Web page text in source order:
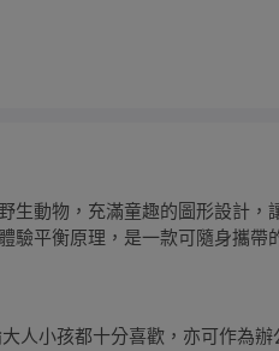
生動物，充滿童趣的圖形設計，
驗平衡原理，是一款可隨身攜帶
人小孩都十分喜歡，亦可作為辦